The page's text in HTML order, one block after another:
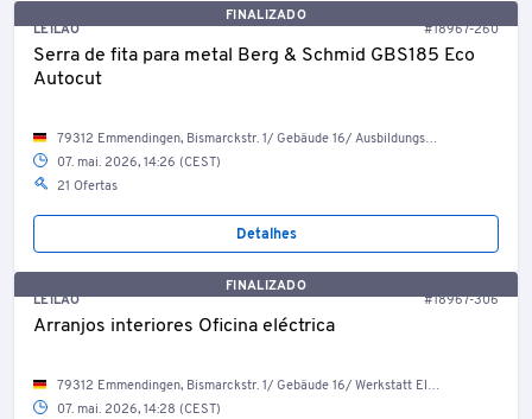
FINALIZADO
LEILÃO
#18967-260
Serra de fita para metal Berg & Schmid GBS185 Eco
Autocut
79312 Emmendingen, Bismarckstr. 1/ Gebäude 16/ Ausbildungswerkstatt
07. mai. 2026, 14:26 (CEST)
21 Ofertas
Detalhes
FINALIZADO
LEILÃO
#18967-306
Arranjos interiores Oficina eléctrica
79312 Emmendingen, Bismarckstr. 1/ Gebäude 16/ Werkstatt Elektriker
07. mai. 2026, 14:28 (CEST)